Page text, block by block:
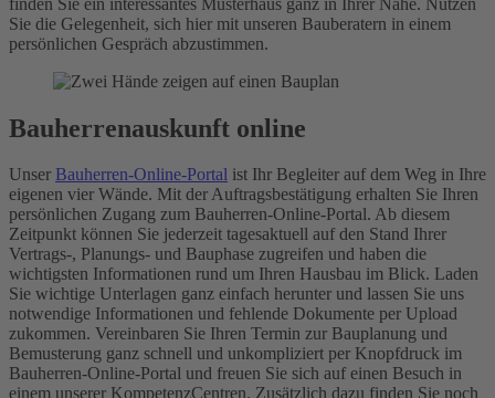
Sie die Gelegenheit, sich hier mit unseren Bauberatern in einem
persönlichen Gespräch abzustimmen.
Bauherrenauskunft online
Unser Bauherren-Online-Portal ist Ihr Begleiter auf dem Weg in Ihre
eigenen vier Wände. Mit der Auftragsbestätigung erhalten Sie Ihren
persönlichen Zugang zum Bauherren-Online-Portal. Ab diesem
Zeitpunkt können Sie jederzeit tagesaktuell auf den Stand Ihrer
Vertrags-, Planungs- und Bauphase zugreifen und haben die
wichtigsten Informationen rund um Ihren Hausbau im Blick. Laden
Sie wichtige Unterlagen ganz einfach herunter und lassen Sie uns
notwendige Informationen und fehlende Dokumente per Upload
zukommen. Vereinbaren Sie Ihren Termin zur Bauplanung und
Bemusterung ganz schnell und unkompliziert per Knopfdruck im
Bauherren-Online-Portal und freuen Sie sich auf einen Besuch in
einem unserer KompetenzCentren. Zusätzlich dazu finden Sie noch